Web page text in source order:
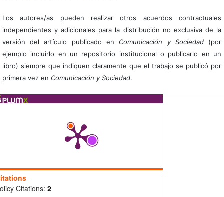
Los autores/as pueden realizar otros acuerdos contractuales
independientes y adicionales para la distribución no exclusiva de la
versión del artículo publicado en Comunicación y Sociedad(por
ejemplo incluirlo en un repositorio institucional o publicarlo en un
libro) siempre que indiquen claramente que el trabajo se publicó por
primera vez en Comunicación y Sociedad.
Citations: 2